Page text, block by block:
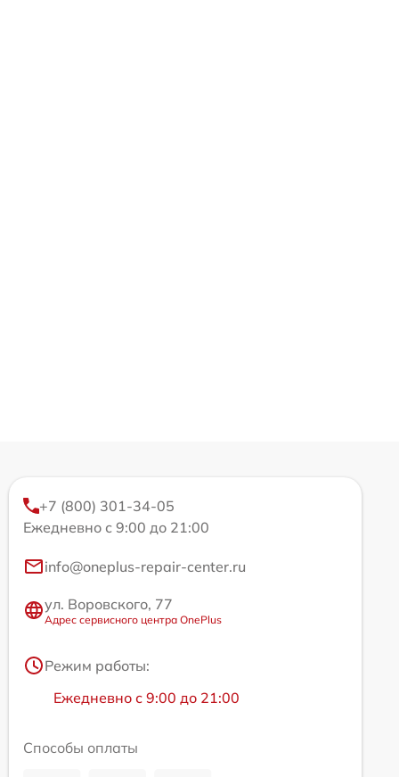
+7 (800) 301-34-05
Ежедневно с 9:00 до 21:00
info@oneplus-repair-center.ru
ул. Воровского, 77
Адрес сервисного центра OnePlus
Режим работы:
Ежедневно с 9:00 до 21:00
Способы оплаты